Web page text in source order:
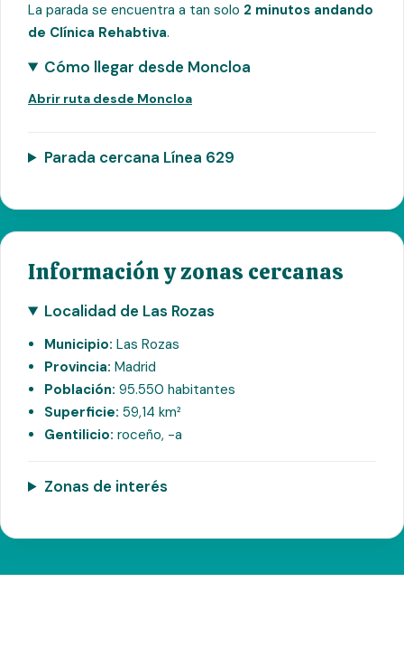
La parada se encuentra a tan solo 2 minutos andando
de Clínica Rehabtiva.
Cómo llegar desde Moncloa
Abrir ruta desde Moncloa
Parada cercana Línea 629
Información y zonas cercanas
Localidad de Las Rozas
Municipio: Las Rozas
Provincia: Madrid
Población: 95.550 habitantes
Superficie: 59,14 km²
Gentilicio: roceño, -a
Zonas de interés